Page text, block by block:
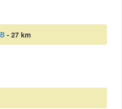
- 27 km